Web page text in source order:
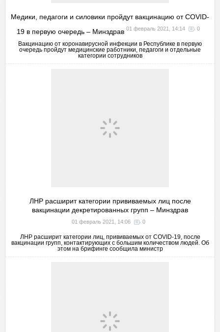
Медики, педагоги и силовики пройдут вакцинацию от COVID-
19 в первую очередь – Минздрав 01 февраль 2021, 14:14 0
Вакцинацию от коронавирусной инфекции в Республике в первую
очередь пройдут медицинские работники, педагоги и отдельные
категории сотрудников
ЛНР расширит категории прививаемых лиц после
вакцинации декретированных групп – Минздрав
01 февраль 2021, 14:06 0
ЛНР расширит категории лиц, прививаемых от COVID-19, после
вакцинации групп, контактирующих с большим количеством людей. Об
этом на брифинге сообщила министр